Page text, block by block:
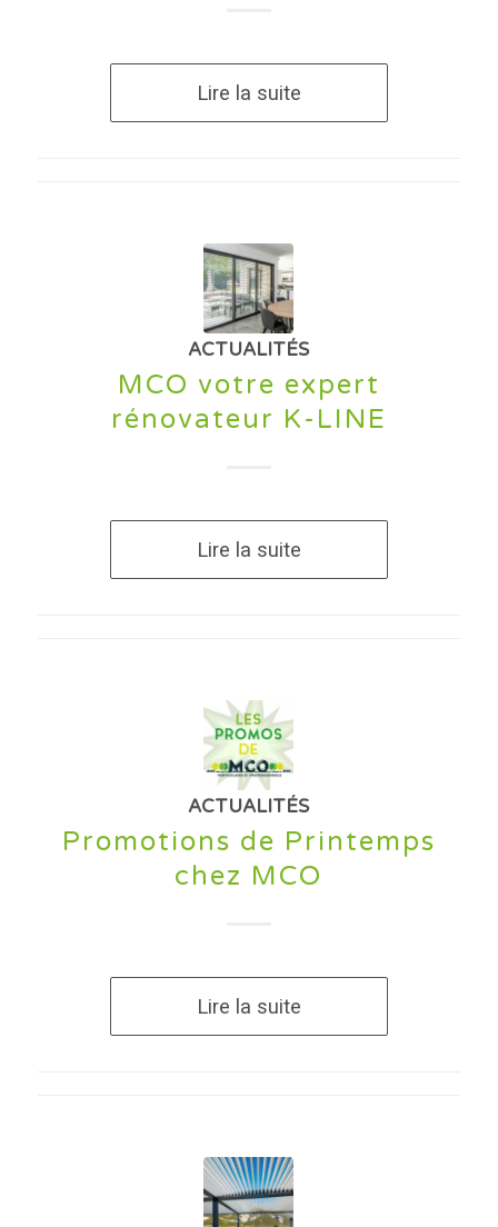
Lire la suite
ACTUALITÉS
MCO votre expert
rénovateur K-LINE
Lire la suite
ACTUALITÉS
Promotions de Printemps
chez MCO
Lire la suite